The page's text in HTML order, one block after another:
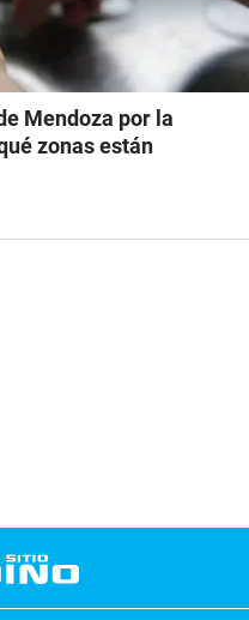
Mendoza por la
zonas están